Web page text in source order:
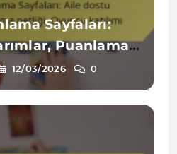
Sayfaları:
Puanlama
katılımı
12/03/2026 0